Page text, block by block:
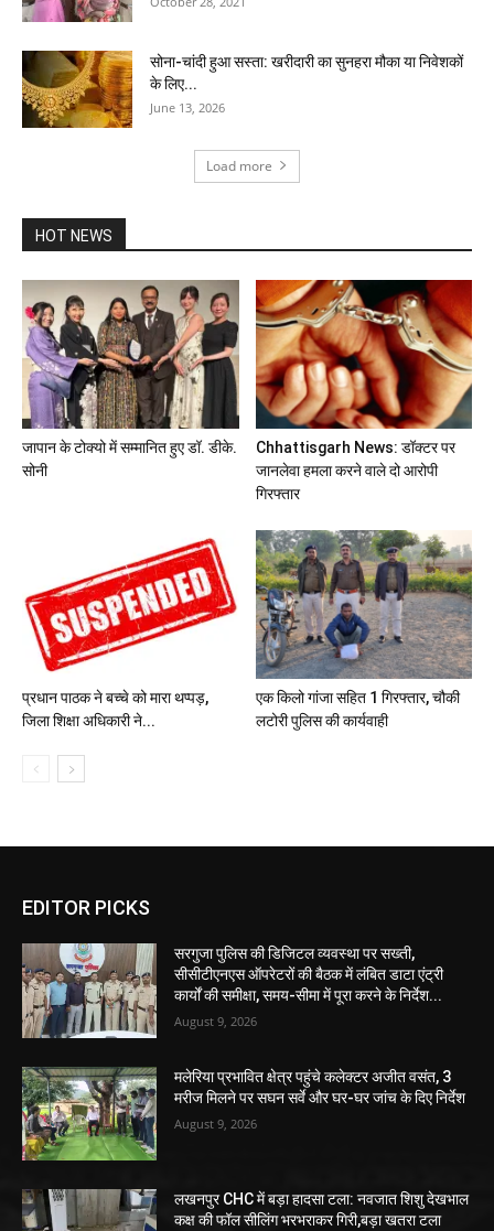
सोना-चांदी हुआ सस्ता: खरीदारी का सुनहरा मौका या निवेशकों
के लिए...
June 13, 2026
Load more
HOT NEWS
जापान के टोक्यो में सम्मानित हुए डॉ. डीके.
सोनी
Chhattisgarh News: डॉक्टर पर
जानलेवा हमला करने वाले दो आरोपी
गिरफ्तार
प्रधान पाठक ने बच्चे को मारा थप्पड़,
जिला शिक्षा अधिकारी ने...
एक किलो गांजा सहित 1 गिरफ्तार, चौकी
लटोरी पुलिस की कार्यवाही
EDITOR PICKS
सरगुजा पुलिस की डिजिटल व्यवस्था पर सख्ती,
सीसीटीएनएस ऑपरेटरों की बैठक में लंबित डाटा एंट्री
कार्यों की समीक्षा, समय-सीमा में पूरा करने के निर्देश...
August 9, 2026
मलेरिया प्रभावित क्षेत्र पहुंचे कलेक्टर अजीत वसंत, 3
मरीज मिलने पर सघन सर्वे और घर-घर जांच के दिए निर्देश
August 9, 2026
लखनपुर CHC में बड़ा हादसा टला: नवजात शिशु देखभाल
कक्ष की फॉल सीलिंग भरभराकर गिरी,बड़ा खतरा टला